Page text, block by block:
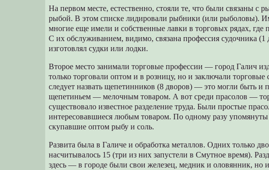
На первом месте, естественно, стояли те, что были связаны с
рыбой. В этом списке лидировали рыбники (или рыболовы).
многие еще имели и собственные лавки в торговых рядах,
С их обслуживанием, видимо, связана профессия судочника
изготовлял судки или лодки.
Второе место занимали торговые профессии — город Галич
только торговали оптом и в розницу, но и заключали торговые
следует назвать щепетинников (8 дворов) — это могли быть
щепетиньем — мелочным товаром. А вот среди прасолов —
существовало известное разделение труда. Были простые
интересовавшиеся любым товаром. По одному разу
скупавшие оптом рыбу и соль.
Развита была в Галиче и обработка металлов. Одних только
насчитывалось 15 (три из них запустели в Смутное время).
здесь — в городе были свои железец, медник и оловянник, но